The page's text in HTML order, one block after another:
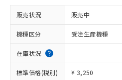
販売状況 販売中
機種区分 受注生産機種
在庫状況
標準価格(税別) ¥ 3,250